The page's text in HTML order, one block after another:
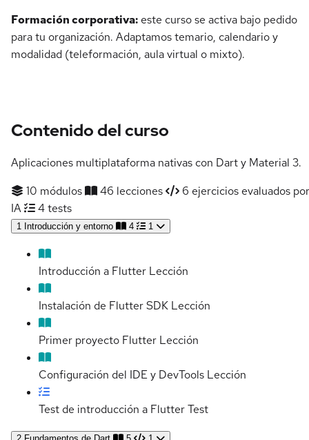
Formación corporativa: este curso se activa bajo pedido
para tu organización. Adaptamos temario, calendario y
modalidad (teleformación, aula virtual o mixto).
Contenido del curso
Aplicaciones multiplataforma nativas con Dart y Material 3.
10 módulos
46 lecciones
6 ejercicios evaluados por
IA
4 tests
1 Introducción y entorno 4 1
Introducción a Flutter Lección
Instalación de Flutter SDK Lección
Primer proyecto Flutter Lección
Configuración del IDE y DevTools Lección
Test de introducción a FlutterTest